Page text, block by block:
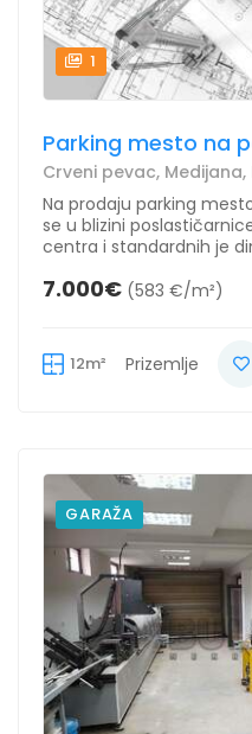
1
Parking mesto na
Crveni pevac, Medijana,
Na prodaju parking
se u blizini
centra i standardnih je
7.000€ (583 €/m²)
12m² Prizemlje
GARAŽA